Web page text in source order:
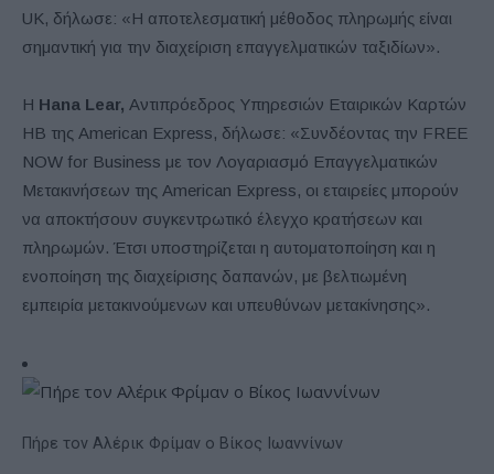
UK, δήλωσε: «Η αποτελεσματική μέθοδος πληρωμής είναι
σημαντική για την διαχείριση επαγγελματικών ταξιδίων».
Η Hana Lear, Αντιπρόεδρος Υπηρεσιών Εταιρικών Καρτών
ΗΒ της American Express, δήλωσε: «Συνδέοντας την FREE
NOW for Business με τον Λογαριασμό Επαγγελματικών
Μετακινήσεων της American Express, οι εταιρείες μπορούν
να αποκτήσουν συγκεντρωτικό έλεγχο κρατήσεων και
πληρωμών. Έτσι υποστηρίζεται η αυτοματοποίηση και η
ενοποίηση της διαχείρισης δαπανών, με βελτιωμένη
εμπειρία μετακινούμενων και υπευθύνων μετακίνησης».
Πήρε τον Αλέρικ Φρίμαν ο Βίκος Ιωαννίνων